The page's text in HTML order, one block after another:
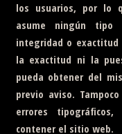
los usuarios, por lo
asume ningún tipo
integridad o
la exactitud ni la
pueda obtener del
previo aviso.
errores
contener el sitio web.